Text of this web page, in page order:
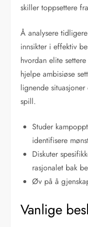
skiller toppsettere
Å analysere
innsikter i effektiv
hvordan elite
hjelpe ambisiøse
lignende
spill.
Studer
identifisere
Diskuter
rasjonalet bak
Øv på å
Vanlige